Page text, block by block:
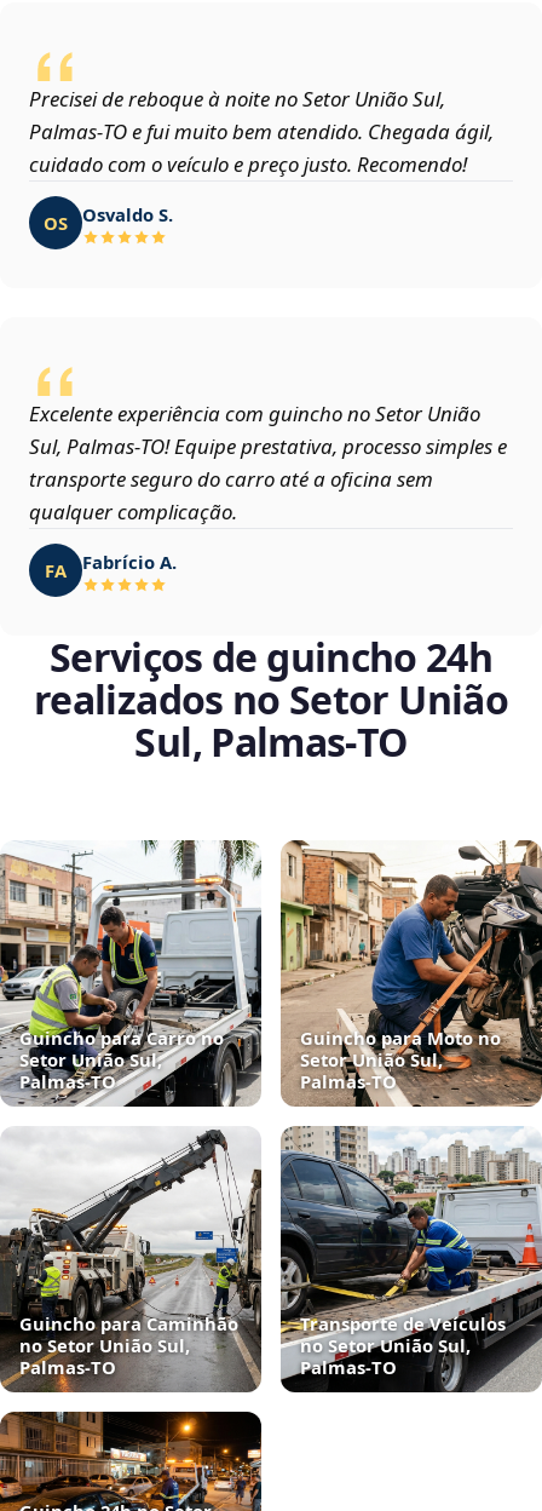
Precisei de reboque à noite no Setor União Sul,
Palmas‑TO e fui muito bem atendido. Chegada ágil,
cuidado com o veículo e preço justo. Recomendo!
OS Osvaldo S.
Excelente experiência com guincho no Setor União
Sul, Palmas‑TO! Equipe prestativa, processo simples e
transporte seguro do carro até a oficina sem
qualquer complicação.
FA Fabrício A.
Serviços de guincho 24h
realizados no Setor União
Sul, Palmas‑TO
Guincho para Carro no
Setor União Sul,
Palmas‑TO
Guincho para Moto no
Setor União Sul,
Palmas‑TO
Guincho para Caminhão
no Setor União Sul,
Palmas‑TO
Transporte de Veículos
no Setor União Sul,
Palmas‑TO